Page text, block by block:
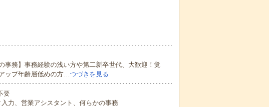
事務】事務経験の浅い方や第二新卒世代、大歓迎！覚
ップ年齢層低めの方…つづきを見る
要
力、営業アシスタント、何らかの事務